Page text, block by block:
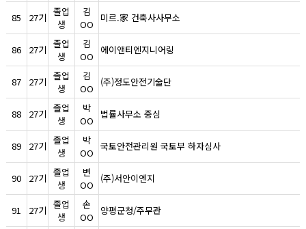
85 27기 졸업
생
김
OO
미르.家 건축사사무소
86 27기 졸업
생
김
OO
에이앤티엔지니어링
87 27기 졸업
생
김
OO
(주)정도안전기술단
88 27기 졸업
생
박
OO
법률사무소 중심
89 27기 졸업
생
박
OO
국토안전관리원 국토부 하자심사
90 27기 졸업
생
변
OO
(주)서안이엔지
91 27기 졸업
생
손
OO
양평군청/주무관